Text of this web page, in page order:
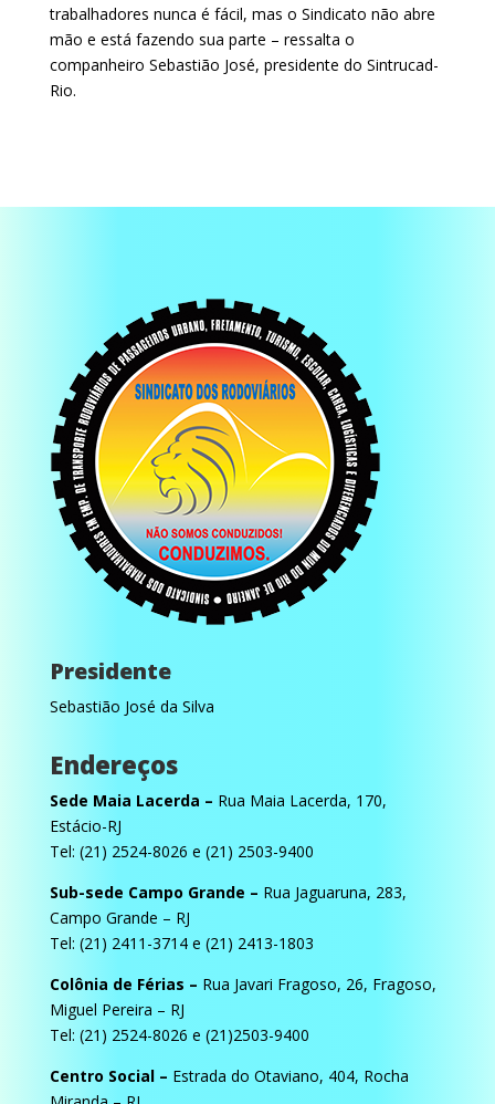
trabalhadores nunca é fácil, mas o Sindicato não abre
mão e está fazendo sua parte – ressalta o
companheiro Sebastião José, presidente do Sintrucad-
Rio.
Presidente
Sebastião José da Silva
Endereços
Sede Maia Lacerda – Rua Maia Lacerda, 170,
Estácio-RJ
Tel: (21) 2524-8026 e (21) 2503-9400
Sub-sede Campo Grande – Rua Jaguaruna, 283,
Campo Grande – RJ
Tel: (21) 2411-3714 e (21) 2413-1803
Colônia de Férias – Rua Javari Fragoso, 26, Fragoso,
Miguel Pereira – RJ
Tel: (21) 2524-8026 e (21)2503-9400
Centro Social – Estrada do Otaviano, 404, Rocha